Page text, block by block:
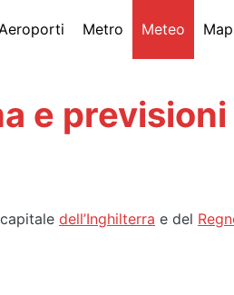
Metro Meteo
e previsioni
dell’Inghilterra e del